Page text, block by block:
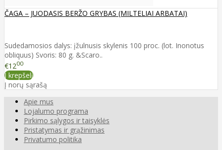
ČAGA – JUODASIS BERŽO GRYBAS (MILTELIAI ARBATAI)
Sudedamosios dalys: įžulnusis skylenis 100 proc. (lot. Inonotus
obliquus) Svoris: 80 g. &Scaro..
€1200
Į krepšelį
Į norų sąrašą
Apie mus
Lojalumo programa
Pirkimo sąlygos ir taisyklės
Pristatymas ir grąžinimas
Privatumo politika